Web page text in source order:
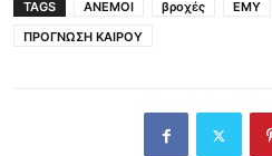
TAGS ΑΝΕΜΟΙ βροχές ΕΜΥ
ΠΡΟΓΝΩΣΗ ΚΑΙΡΟΥ